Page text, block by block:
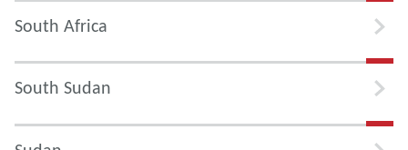
South Africa
South Sudan